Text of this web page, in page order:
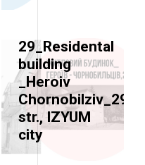
вул. Героїв
29_Residental
building
_Heroiv
Chornobilziv_29
str., IZYUM
city
NGO `IZYUM
RECOVERY`
Форма